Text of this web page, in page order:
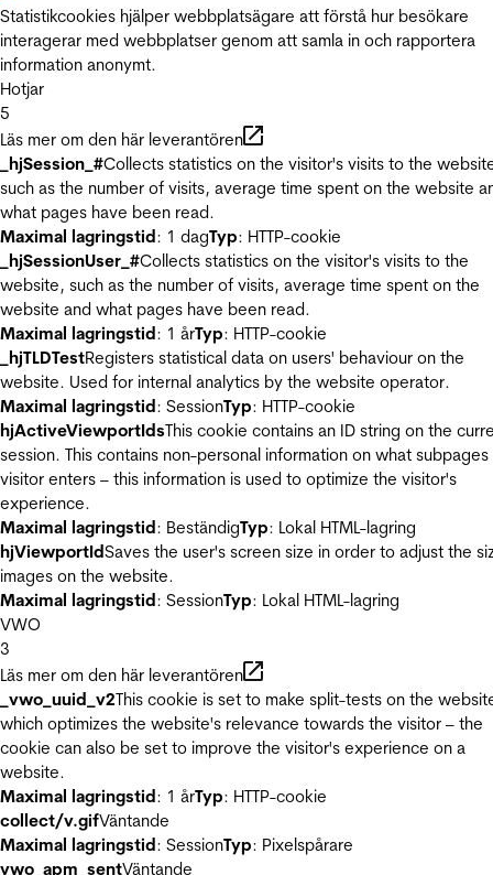
Statistikcookies hjälper webbplatsägare att förstå hur besökare
interagerar med webbplatser genom att samla in och rapportera
information anonymt.
Hotjar
5
Läs mer om den här leverantören
_hjSession_#Collects statistics on the visitor's visits to the
such as the number of visits, average time spent on the website
what pages have been read.
Maximal lagringstid: 1 dagTyp: HTTP-cookie
_hjSessionUser_#Collects statistics on the visitor's visits to the
website, such as the number of visits, average time spent on the
website and what pages have been read.
Maximal lagringstid: 1 årTyp: HTTP-cookie
_hjTLDTestRegisters statistical data on users' behaviour on the
website. Used for internal analytics by the website operator.
Maximal lagringstid: SessionTyp: HTTP-cookie
hjActiveViewportIdsThis cookie contains an ID string on the
session. This contains non-personal information on what
visitor enters – this information is used to optimize the visitor's
experience.
Maximal lagringstid: BeständigTyp: Lokal HTML-lagring
hjViewportIdSaves the user's screen size in order to adjust the
images on the website.
Maximal lagringstid: SessionTyp: Lokal HTML-lagring
VWO
3
Läs mer om den här leverantören
_vwo_uuid_v2This cookie is set to make split-tests on the
which optimizes the website's relevance towards the visitor – the
cookie can also be set to improve the visitor's experience on a
website.
Maximal lagringstid: 1 årTyp: HTTP-cookie
collect/v.gifVäntande
Maximal lagringstid: SessionTyp: Pixelspårare
vwo_apm_sentVäntande